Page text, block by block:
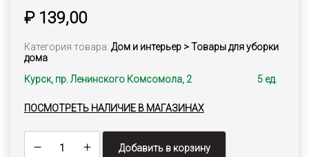
₽ 139,00
Категория товара: Дом и интерьер > Товары для уборки
дома
Курск, пр. Ленинского Комсомола, 2
5 ед.
ПОСМОТРЕТЬ НАЛИЧИЕ В МАГАЗИНАХ
Добавить в корзину